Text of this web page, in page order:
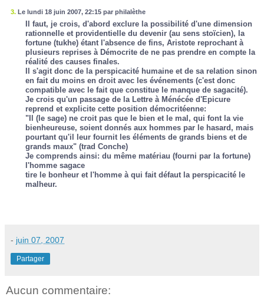
3. Le lundi 18 juin 2007, 22:15 par philalèthe
Il faut, je crois, d'abord exclure la possibilité d'une dimension
rationnelle et providentielle du devenir (au sens stoïcien), la
fortune (tukhe) étant l'absence de fins, Aristote reprochant à
plusieurs reprises à Démocrite de ne pas prendre en compte la
réalité des causes finales.
Il s'agit donc de la perspicacité humaine et de sa relation sinon
en fait du moins en droit avec les événements (c'est donc
compatible avec le fait que constitue le manque de sagacité).
Je crois qu'un passage de la Lettre à Ménécée d'Epicure
reprend et explicite cette position démocritéenne:
"Il (le sage) ne croit pas que le bien et le mal, qui font la vie
bienheureuse, soient donnés aux hommes par le hasard, mais
pourtant qu'il leur fournit les éléments de grands biens et de
grands maux" (trad Conche)
Je comprends ainsi: du même matériau (fourni par la fortune)
l'homme sagace
tire le bonheur et l'homme à qui fait défaut la perspicacité le
malheur.
- juin 07, 2007
Partager
Aucun commentaire: